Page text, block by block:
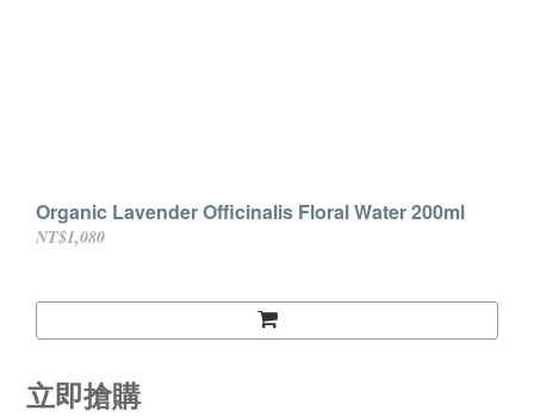
Organic Lavender Officinalis Floral Water 200ml
NT$1,080
立即搶購